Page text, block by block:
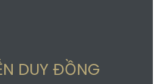
DUY ĐỒNG